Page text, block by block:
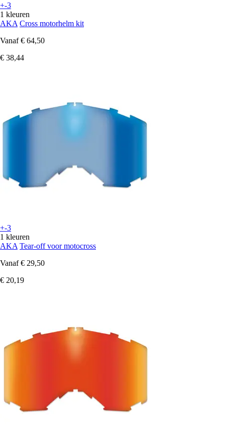
+-3
1 kleuren
AKA Cross motorhelm kit
Vanaf € 64,50
€ 38,44
+-3
1 kleuren
AKA Tear-off voor motocross
Vanaf € 29,50
€ 20,19